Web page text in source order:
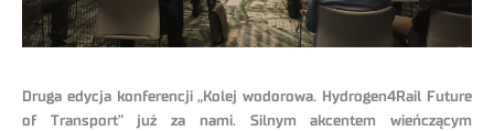
Druga edycja konferencji „Kolej wodorowa. Hydrogen4Rail Future
of Transport” już za nami. Silnym akcentem wieńczącym